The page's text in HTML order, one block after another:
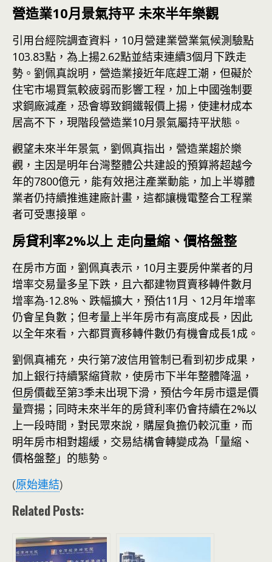
營造業10月景氣持平 未來半年樂觀
引用台經院調查資料，10月營建業營業氣候測驗點
103.83點，為上揚2.62點並結束連續3個月下跌走
勢。劉佩真說明，營造業接近年底趕工潮，但礙於
住宅市場買氣較疲弱而影響工程，加上中國強制要
求鋼廠減產，恐會導致鋼鐵報價上揚，使建材成本
居高不下，現階段營造業10月景氣屬持平狀態。
觀望未來半年景氣，劉佩真指出，營造業趨於樂
觀，主因是明年台灣整體公共建設的預算將超越今
年的7800億元，能有效挹注產業動能，加上半導體
業者仍持續推進建廠計畫，這都讓機電整合工程業
者可受惠接單。
房貸利率2%以上 走向量縮、價格盤整
在房市方面，劉佩真表示，10月主要房仲業者的月
增率交易量多呈下跌，且六都建物買賣移轉件數月
增率為-12.8%、跌幅擴大，預估11月、12月年增率
仍會呈負數；但考量上半年房市有高度成長，因此
以全年來看，六都買賣移轉件數仍有機會成長1成。
劉佩真補充，央行第7波信用管制已看到初步成果，
加上銀行持續緊縮貸款，使房市下半年整體降溫，
但房價截至第3季未出現下滑，預估今年房市還是價
量齊揚；同時未來半年的房貸利率仍會持續在2%以
上一段時間，對民眾來說，購屋負擔仍較沉重，而
明年房市相對趨緩，交易結構會轉變成為「量縮、
價格盤整」的態勢。
(原始連結)
Related Posts: